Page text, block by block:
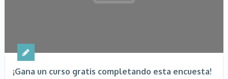
¡Gana un curso gratis completando esta encuesta!